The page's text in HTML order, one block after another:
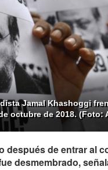
Jamal Khashoggi
octubre de 2018. (Foto:
después de entrar al
desmembrado,